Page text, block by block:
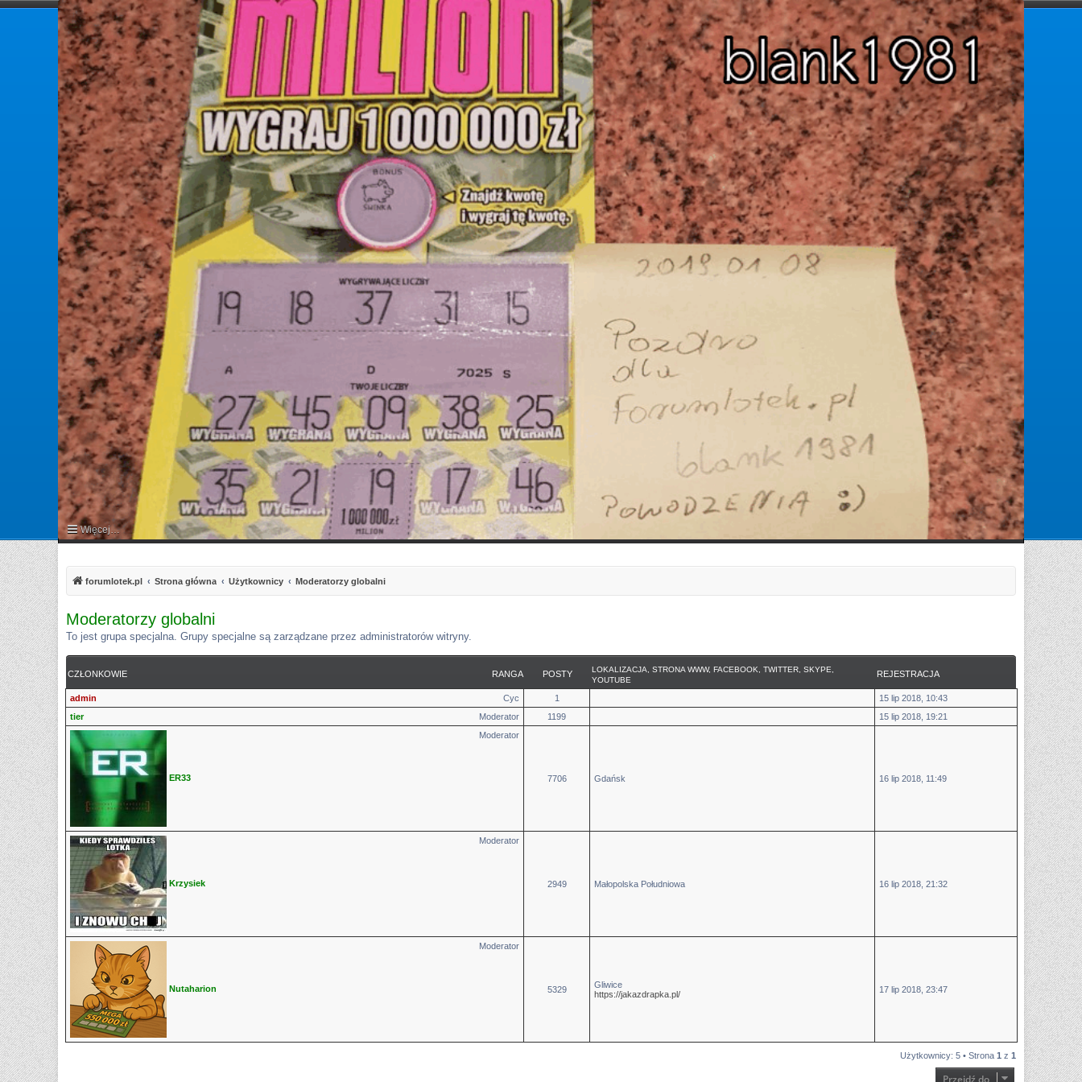
forumlotek.pl
Forum gier liczbowych
Więcej… Zaloguj się
Zarejestruj się
forumlotek.pl Strona główna Użytkownicy Moderatorzy globalni
Moderatorzy globalni
To jest grupa specjalna. Grupy specjalne są zarządzane przez administratorów witryny.
RANGA
CZŁONKOWIE POSTY
LOKALIZACJA, STRONA WWW, FACEBOOK, TWITTER, SKYPE,
YOUTUBE
REJESTRACJA
Cyc
admin 1
15 lip 2018, 10:43
Moderator
tier 1199
15 lip 2018, 19:21
Moderator
ER33 7706 Gdańsk 16 lip 2018, 11:49
Moderator
Krzysiek 2949 Małopolska Południowa 16 lip 2018, 21:32
Moderator
Nutaharion 5329
Gliwice
https://jakazdrapka.pl/
17 lip 2018, 23:47
Użytkownicy: 5 • Strona 1 z 1
Przejdź do